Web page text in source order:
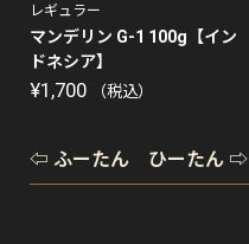
レギュラー
マンデリン G-1 100g【イン
ドネシア】
¥1,700 （税込）
⇦ ふーたん ひーたん ⇨